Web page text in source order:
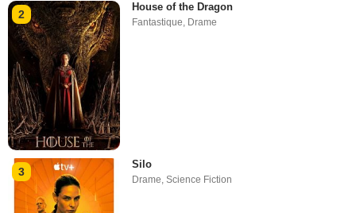
2
House of the Dragon
Fantastique, Drame
3
Silo
Drame,Science Fiction